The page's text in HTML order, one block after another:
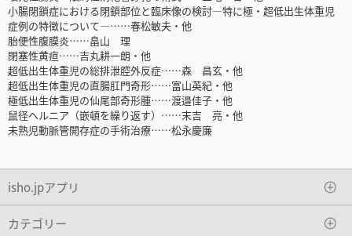
小腸閉鎖症における閉鎖部位と臨床像の検討―特に極・超低出生体重児
症例の特徴について―……春松敏夫・他
胎便性腹膜炎……畠山 理
閉塞性黄疸……吉丸耕一朗・他
超低出生体重児の総排泄腔外反症……森 昌玄・他
超低出生体重児の直腸肛門奇形……富山英紀・他
極低出生体重児の仙尾部奇形腫……渡邉佳子・他
鼠径ヘルニア（嵌頓を繰り返す）……末吉 亮・他
未熟児動脈管開存症の手術治療……松永慶廉
isho.jpアプリ
カテゴリー